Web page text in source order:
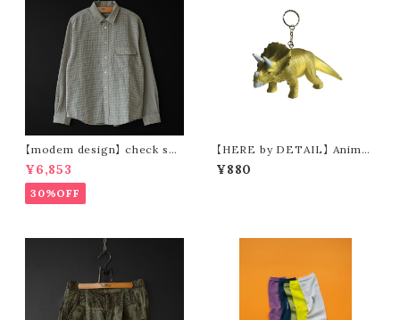
【modem design】 check see
rsucker standard shirt (bei
ge)
¥6,853
30%OFF
【HERE by DETAIL】 Animal
Keyring “Triceratops”
¥880